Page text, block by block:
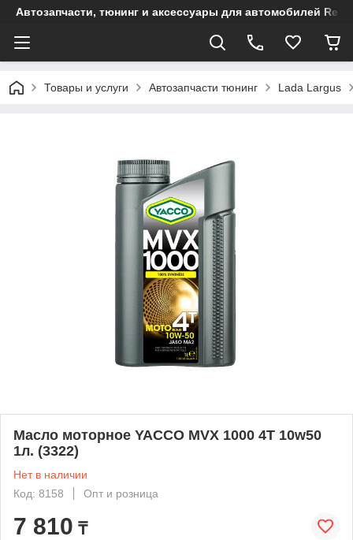
Автозапчасти, тюнинг и аксессуары для автомобилей
Товары и услуги Автозапчасти тюнинг Lada Largus
Масло моторное YACCO MVX 1000 4T 10w50
1л. (3322)
Нет в наличии
Код: 8158
Опт и розница
7 810 ₸